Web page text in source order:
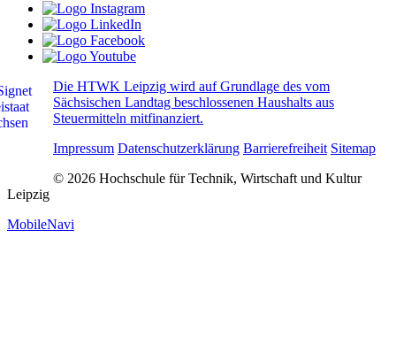
Die HTWK Leipzig wird auf Grundlage des vom
Sächsischen Landtag beschlossenen Haushalts aus
Steuermitteln mitfinanziert.
Impressum Datenschutzerklärung Barrierefreiheit Sitemap
© 2026 Hochschule für Technik, Wirtschaft und Kultur
Leipzig
MobileNavi